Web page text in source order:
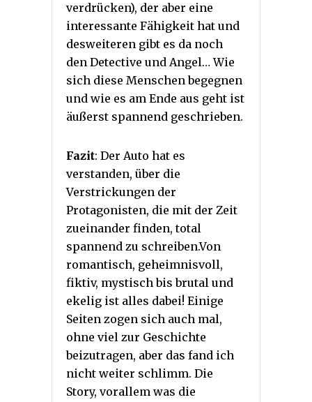
verdrücken), der aber eine
interessante Fähigkeit hat und
desweiteren gibt es da noch
den Detective und Angel… Wie
sich diese Menschen begegnen
und wie es am Ende aus geht ist
äußerst spannend geschrieben.
Fazit: Der Auto hat es
verstanden, über die
Verstrickungen der
Protagonisten, die mit der Zeit
zueinander finden, total
spannend zu schreiben.Von
romantisch, geheimnisvoll,
fiktiv, mystisch bis brutal und
ekelig ist alles dabei! Einige
Seiten zogen sich auch mal,
ohne viel zur Geschichte
beizutragen, aber das fand ich
nicht weiter schlimm. Die
Story, vorallem was die